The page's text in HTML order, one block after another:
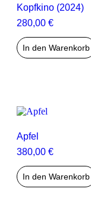
Kopfkino (2024)
280,00 €
In den Warenkorb
Apfel
380,00 €
In den Warenkorb